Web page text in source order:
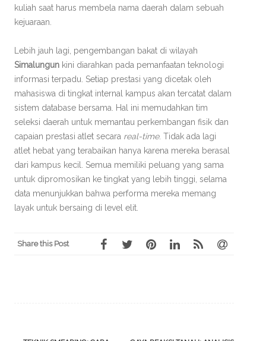
kuliah saat harus membela nama daerah dalam sebuah
kejuaraan.
Lebih jauh lagi, pengembangan bakat di wilayah
Simalungun kini diarahkan pada pemanfaatan teknologi
informasi terpadu. Setiap prestasi yang dicetak oleh
mahasiswa di tingkat internal kampus akan tercatat dalam
sistem database bersama. Hal ini memudahkan tim
seleksi daerah untuk memantau perkembangan fisik dan
capaian prestasi atlet secara real-time. Tidak ada lagi
atlet hebat yang terabaikan hanya karena mereka berasal
dari kampus kecil. Semua memiliki peluang yang sama
untuk dipromosikan ke tingkat yang lebih tinggi, selama
data menunjukkan bahwa performa mereka memang
layak untuk bersaing di level elit.
Share this Post